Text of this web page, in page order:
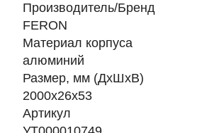
Производитель/Бренд
FERON
Материал корпуса
алюминий
Размер, мм (ДхШхВ)
2000х26х53
Артикул